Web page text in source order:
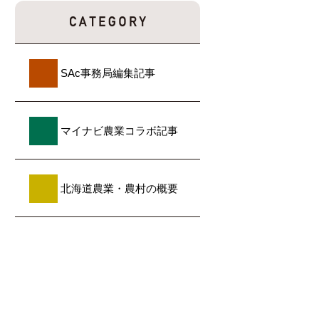
SAc事務局編集記事
マイナビ農業コラボ記事
北海道農業・農村の概要